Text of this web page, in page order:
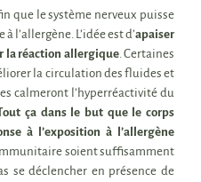
que le système nerveux puisse
à l’allergène. L’idée est d’apaiser
la réaction allergique. Certaines
la circulation des fluides et
calmeront l’hyperréactivité du
ça dans le but que le corps
à l’exposition à l’allergène
soient suffisamment
se déclencher en présence de